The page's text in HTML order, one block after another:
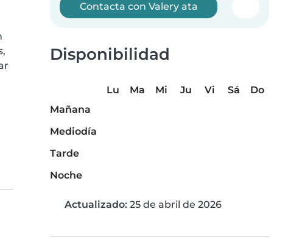
Contacta con Valery ata
Disponibilidad
Lu Ma Mi Ju Vi Sá
Do
Mañana
Mediodía
Tarde
Noche
Actualizado: 25 de abril de 2026